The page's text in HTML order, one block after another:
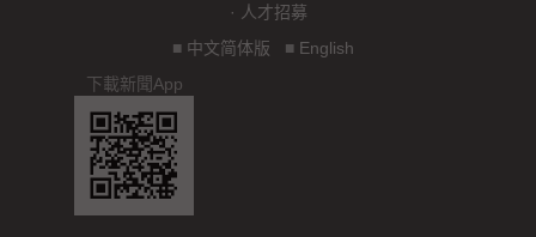
· 人才招募
■ 中文简体版 ■ English
下載新聞App